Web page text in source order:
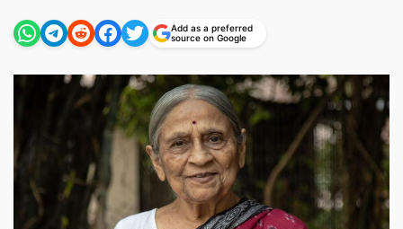
Add as a preferred
source on Google